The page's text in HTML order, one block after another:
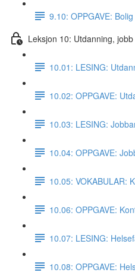
9.10: OPPGAVE:
Leksjon 10: Utdanning,
10.01: LESING:
10.02: OPPGAVE:
10.03: LESING:
10.04: OPPGAVE:
10.05: VOKABULAR:
10.06: OPPGAVE:
10.07: LESING:
10.08: OPPGAVE: